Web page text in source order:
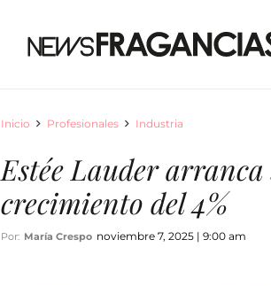
Inicio Profesionales Industria
Estée Lauder
crecimiento del 4%
Por: María Crespo noviembre 7, 2025 | 9:00 am